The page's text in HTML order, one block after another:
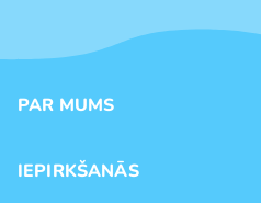
PAR MUMS
Veikali
IEPIRKŠANĀS